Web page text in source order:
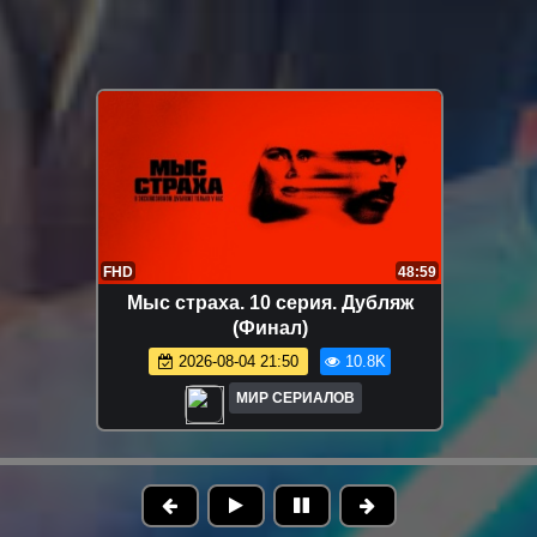
FHD 48:59
Мыс страха. 10 серия. Дубляж
(Финал)
2026-08-04 21:50 10.8K
МИР СЕРИАЛОВ